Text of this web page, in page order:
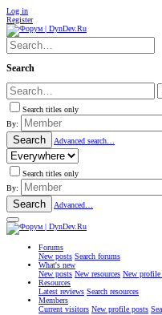
Log in
Register
Search
Search titles only
By:
Search Advanced search…
Search titles only
By:
Search Advanced…
Forums
New posts Search forums
What's new
New posts New resources New profile
Resources
Latest reviews Search resources
Members
Current visitors New profile posts